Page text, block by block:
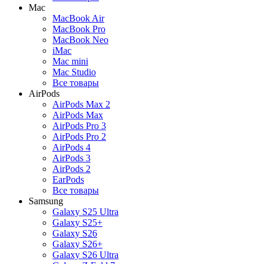
Mac
MacBook Air
MacBook Pro
MacBook Neo
iMac
Mac mini
Mac Studio
Все товары
AirPods
AirPods Max 2
AirPods Max
AirPods Pro 3
AirPods Pro 2
AirPods 4
AirPods 3
AirPods 2
EarPods
Все товары
Samsung
Galaxy S25 Ultra
Galaxy S25+
Galaxy S26
Galaxy S26+
Galaxy S26 Ultra